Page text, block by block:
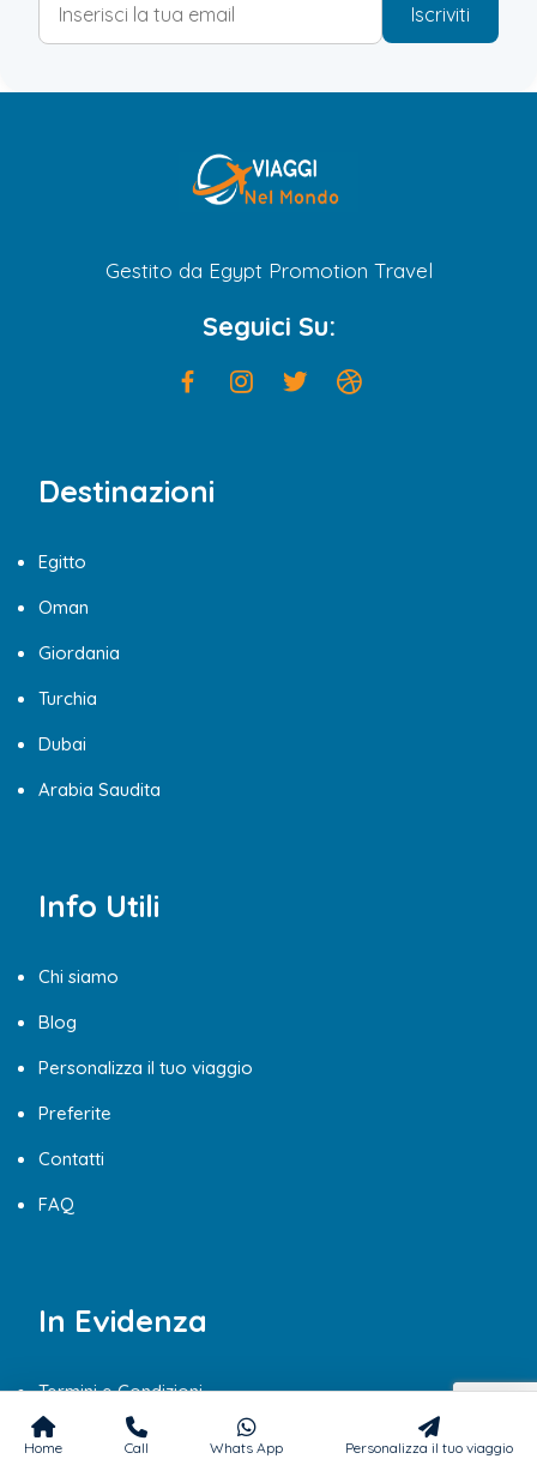
Iscriviti
Gestito da Egypt Promotion Travel
Seguici Su:
Destinazioni
Egitto
Oman
Giordania
Turchia
Dubai
Arabia Saudita
Info Utili
Chi siamo
Blog
Personalizza il tuo viaggio
Preferite
Contatti
FAQ
In Evidenza
Termini e Condizioni
Viaggi di Nozze Egitto
Home Call Whats App Personalizza il tuo viaggio